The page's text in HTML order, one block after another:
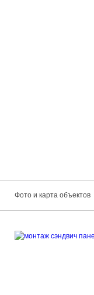
Фото и карта объектов